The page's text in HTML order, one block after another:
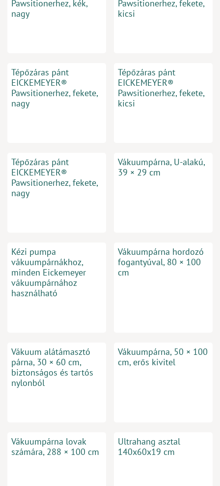
Pawsitionerhez, kék,
nagy
Pawsitionerhez, fekete,
kicsi
Tépőzáras pánt
EICKEMEYER®
Pawsitionerhez, fekete,
nagy
Tépőzáras pánt
EICKEMEYER®
Pawsitionerhez, fekete,
kicsi
Tépőzáras pánt
EICKEMEYER®
Pawsitionerhez, fekete,
nagy
Vákuumpárna, U-alakú,
39 × 29 cm
Kézi pumpa
vákuumpárnákhoz,
minden Eickemeyer
vákuumpárnához
használható
Vákuumpárna hordozó
fogantyúval, 80 × 100
cm
Vákuum alátámasztó
párna, 30 × 60 cm,
biztonságos és tartós
nylonból
Vákuumpárna, 50 × 100
cm, erős kivitel
Vákuumpárna lovak
számára, 288 × 100 cm
Ultrahang asztal
140x60x19 cm